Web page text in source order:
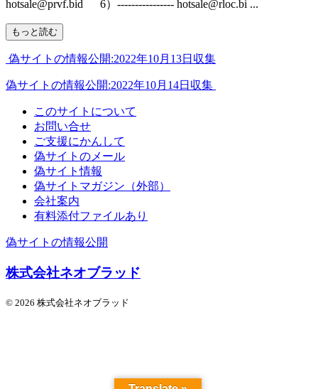
hotsale@prvf.bid 6）---------------- hotsale@rloc.bi ...
もっと読む
偽サイトの情報公開:2022年10月13日収集
偽サイトの情報公開:2022年10月14日収集
このサイトについて
お問い合せ
ご支援にかんして
偽サイトのメール
偽サイト情報
偽サイトマガジン（外部）
会社案内
有料添付ファイルあり
偽サイトの情報公開
株式会社ネオブラッド
© 2026 株式会社ネオブラッド